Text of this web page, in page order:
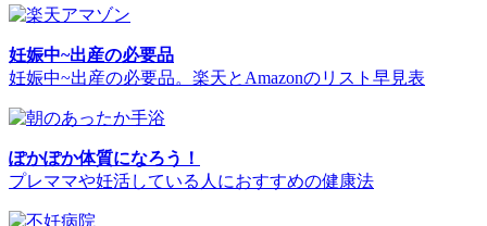
妊娠中~出産の必要品
妊娠中~出産の必要品。楽天とAmazonのリスト早見表
ぽかぽか体質になろう！
プレママや妊活している人におすすめの健康法